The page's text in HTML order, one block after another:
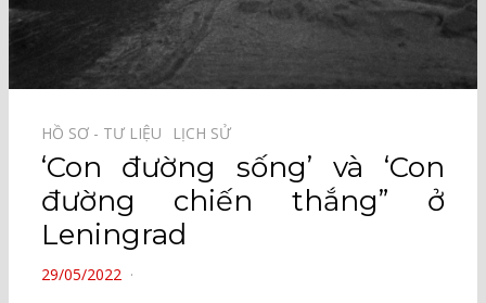
HỒ SƠ - TƯ LIỆU⠀ LỊCH SỬ⠀
‘Con đường sống’ và ‘Con
đường chiến thắng” ở
Leningrad
POSTED
29/05/2022